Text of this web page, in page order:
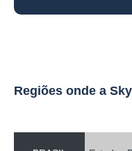
rastreador para carro e moto
rastreador para carro e moto
Regiões onde a